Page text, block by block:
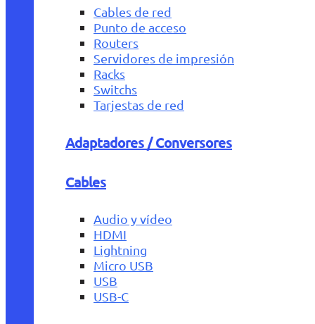
Cables de red
Punto de acceso
Routers
Servidores de impresión
Racks
Switchs
Tarjestas de red
Adaptadores / Conversores
Cables
Audio y vídeo
HDMI
Lightning
Micro USB
USB
USB-C